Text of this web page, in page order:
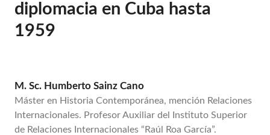
diplomacia en Cuba hasta
1959
M. Sc. Humberto Sainz Cano
Máster en Historia Contemporánea, mención Relaciones
Internacionales. Profesor Auxiliar del Instituto Superior
de Relaciones Internacionales “Raúl Roa García”.